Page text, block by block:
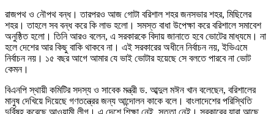
রাজপথ ও নৌপথ বন্ধ। তারপরও আজ গোটা বরিশাল শহর জনসভার শহর, মিছিলের
শহর। তাহলে সব বন্ধ করে কি লাভ হলো। সমস্ত বাধা উপেক্ষা করে বরিশালে সমাবেশ
অনুষ্ঠিত হলো। তিনি আরও বলেন, এ সরকারকে বিদায় জানাতে হবে ভোটের মাধ্যমে। না
হলে দেশের আর কিছু বাকি থাকবে না। এই সরকারের অধীনে নির্বাচন নয়, ইভিএমে
নির্বাচন নয়। ১৫ বছর আগে আমার যে ভাই ভোটার হয়েছে সে বলতে পারবে না ভোট
কেমন।
বিএনপি স্থায়ী কমিটির সদস্য ও সাবেক মন্ত্রী ড. আব্দুল মঈন খান বলেছেন, বরিশালের
মানুষ দেখিয়ে দিয়েছে গণতন্ত্রের জন্য আন্দোলন কাকে বলে। বাংলাদেশের পরিস্থিতি